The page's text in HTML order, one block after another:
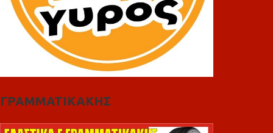
ΓΡΑΜΜΑΤΙΚΑΚΗΣ